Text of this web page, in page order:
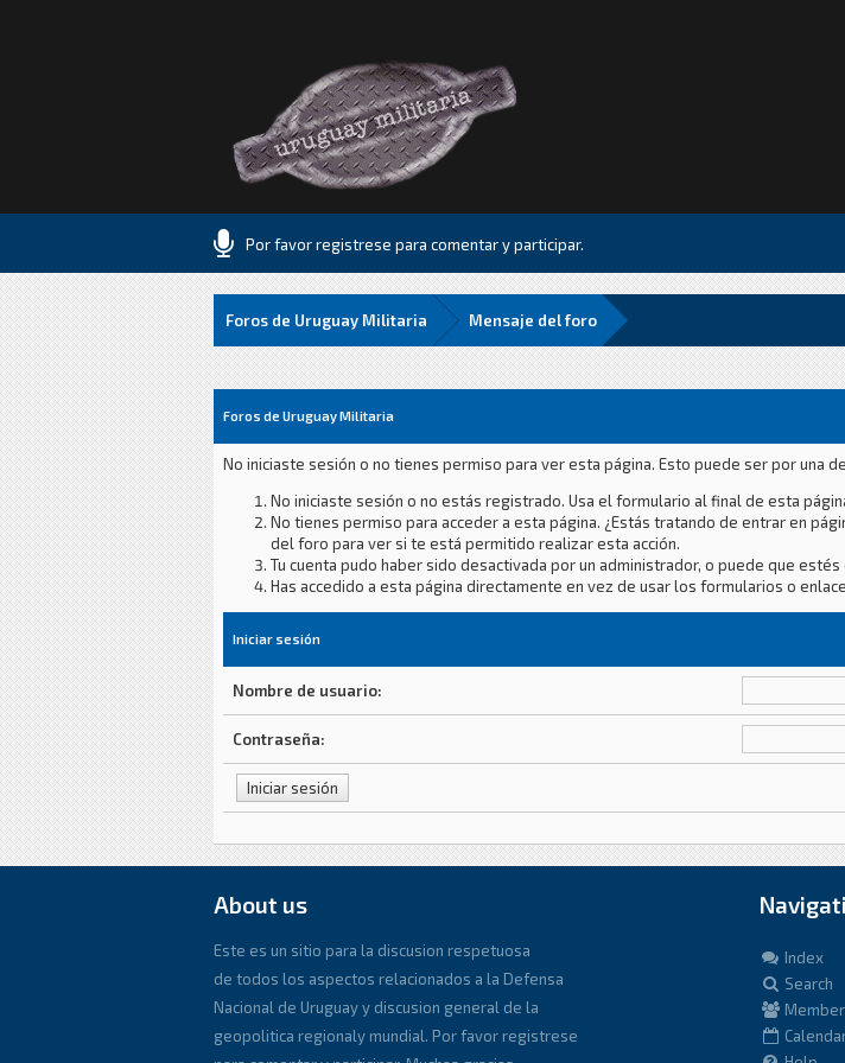
Por favor registrese para comentar y participar.
Foros de Uruguay Militaria Mensaje del foro
Foros de Uruguay Militaria
No iniciaste sesión o no tienes permiso para ver esta página. Esto puede ser por una
No iniciaste sesión o no estás registrado. Usa el formulario al final de esta
No tienes permiso para acceder a esta página. ¿Estás tratando de entrar en
del foro para ver si te está permitido realizar esta acción.
Tu cuenta pudo haber sido desactivada por un administrador, o puede que
Has accedido a esta página directamente en vez de usar los formularios o
Iniciar sesión
Nombre de usuario:
Contraseña:
About us
Este es un sitio para la discusion respetuosa
de todos los aspectos relacionados a la Defensa
Nacional de Uruguay y discusion general de la
geopolitica regionaly mundial. Por favor registrese
Index
Search